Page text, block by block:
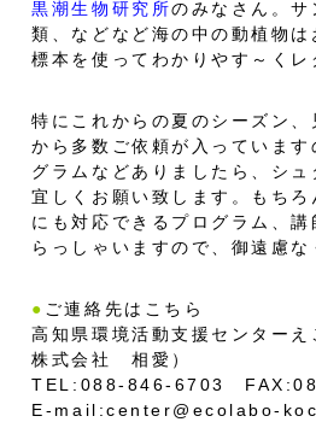
黒潮生物研究所のみなさん。
類、などなど海の中の動植物
標本を使ってわかりやす～くレ
特にこれからの夏のシーズン
から多数ご依頼が入っています
グラムなどありましたら、シュ
宜しくお願い致します。もち
にも対応できるプログラム、
らっしゃいますので、御遠慮な
● ご連絡先はこちら
高知県環境活動支援センターえ
株式会社 相愛）
TEL:088-846-6703
E-mail:center@ecolabo-